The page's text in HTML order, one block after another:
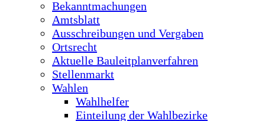
Bekanntmachungen
Amtsblatt
Ausschreibungen und Vergaben
Ortsrecht
Aktuelle Bauleitplanverfahren
Stellenmarkt
Wahlen
Wahlhelfer
Einteilung der Wahlbezirke